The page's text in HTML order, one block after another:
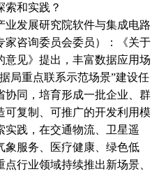
索和实践？
发展研究院软件与集成电路
家咨询委员会委员）：《关于
意见》提出，丰富数据应用场
局重点联系示范场景”建设任
协同，培育形成一批企业、群
复制、可推广的开发利用模
实践，在交通物流、卫星遥
象服务、医疗健康、绿色低
行业领域持续推出新场景、